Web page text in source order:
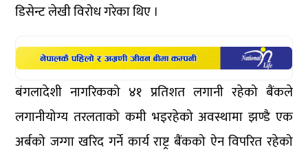
डिसेन्ट लेखी विरोध गरेका थिए ।
बंगलादेशी नागरिकको ४१ प्रतिशत लगानी रहेको बैंकले
लगानीयोग्य तरलताको कमी भइरहेको अवस्थामा झण्डै एक
अर्बको जग्गा खरिद गर्ने कार्य राष्ट्र बैंकको ऐन विपरित रहेको